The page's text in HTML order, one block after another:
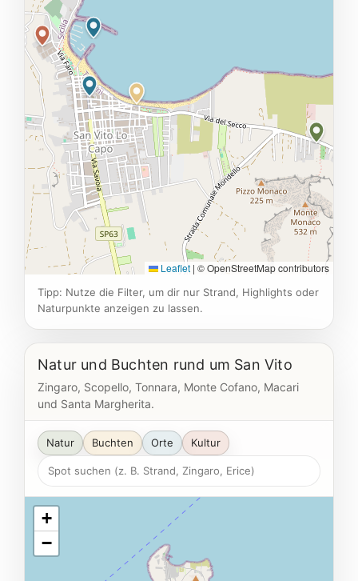
Leaflet | © OpenStreetMap contributors
Tipp: Nutze die Filter, um dir nur Strand, Highlights oder
Naturpunkte anzeigen zu lassen.
Natur und Buchten rund um San Vito
Zingaro, Scopello, Tonnara, Monte Cofano, Macari
und Santa Margherita.
Natur Buchten Orte Kultur
+
−